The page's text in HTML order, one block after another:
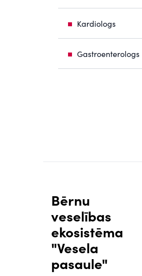
Kardiologs
Gastroenterologs
Bērnu
veselības
ekosistēma
"Vesela
pasaule"
PROFESIONĀĻU PORTĀLS